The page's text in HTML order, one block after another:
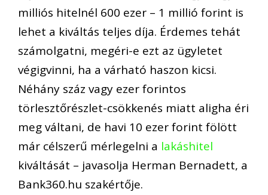
milliós hitelnél 600 ezer – 1 millió forint is
lehet a kiváltás teljes díja. Érdemes tehát
számolgatni, megéri-e ezt az ügyletet
végigvinni, ha a várható haszon kicsi.
Néhány száz vagy ezer forintos
törlesztőrészlet-csökkenés miatt aligha éri
meg váltani, de havi 10 ezer forint fölött
már célszerű mérlegelni a lakáshitel
kiváltását – javasolja Herman Bernadett, a
Bank360.hu szakértője.